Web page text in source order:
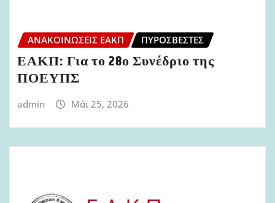
ΑΝΑΚΟΙΝΏΣΕΙΣ ΕΑΚΠ ΠΥΡΟΣΒΈΣΤΕΣ
ΕΑΚΠ: Για το 28ο Συνέδριο της
ΠΟΕΥΠΣ
admin Μάι 25, 2026